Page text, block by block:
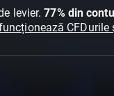
levier.77% din